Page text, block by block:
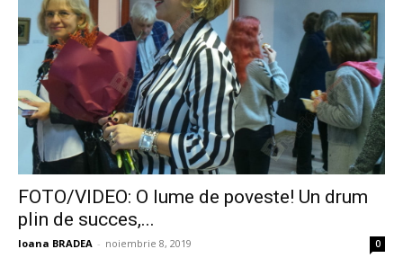
FOTO/VIDEO: O lume de poveste! Un drum
plin de succes,...
Ioana BRADEA - noiembrie 8, 2019 0